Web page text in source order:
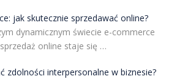
jak skutecznie sprzedawać online?
dynamicznym świecie e-commerce
online staje się …
zdolności interpersonalne w biznesie?